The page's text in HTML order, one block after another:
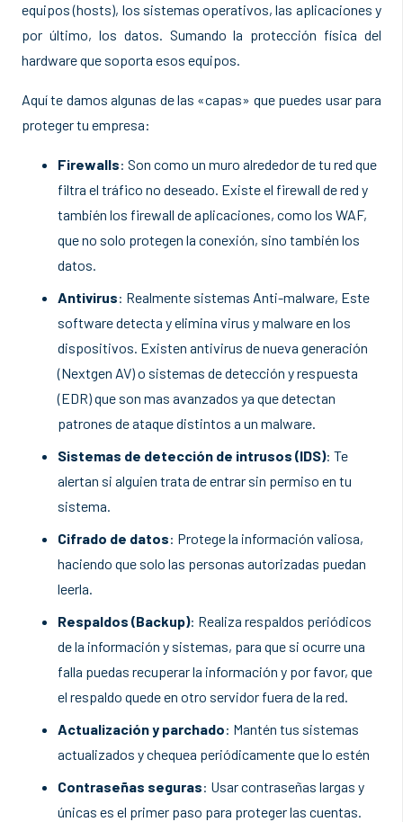
equipos (hosts), los sistemas operativos, las aplicaciones y
por último, los datos. Sumando la protección física del
hardware que soporta esos equipos.
Aquí te damos algunas de las «capas» que puedes usar para
proteger tu empresa:
Firewalls: Son como un muro alrededor de tu red que
filtra el tráfico no deseado. Existe el firewall de red y
también los firewall de aplicaciones, como los WAF,
que no solo protegen la conexión, sino también los
datos.
Antivirus: Realmente sistemas Anti-malware, Este
software detecta y elimina virus y malware en los
dispositivos. Existen antivirus de nueva generación
(Nextgen AV) o sistemas de detección y respuesta
(EDR) que son mas avanzados ya que detectan
patrones de ataque distintos a un malware.
Sistemas de detección de intrusos (IDS): Te
alertan si alguien trata de entrar sin permiso en tu
sistema.
Cifrado de datos: Protege la información valiosa,
haciendo que solo las personas autorizadas puedan
leerla.
Respaldos (Backup): Realiza respaldos periódicos
de la información y sistemas, para que si ocurre una
falla puedas recuperar la información y por favor, que
el respaldo quede en otro servidor fuera de la red.
Actualización y parchado: Mantén tus sistemas
actualizados y chequea periódicamente que lo estén
Contraseñas seguras: Usar contraseñas largas y
únicas es el primer paso para proteger las cuentas.